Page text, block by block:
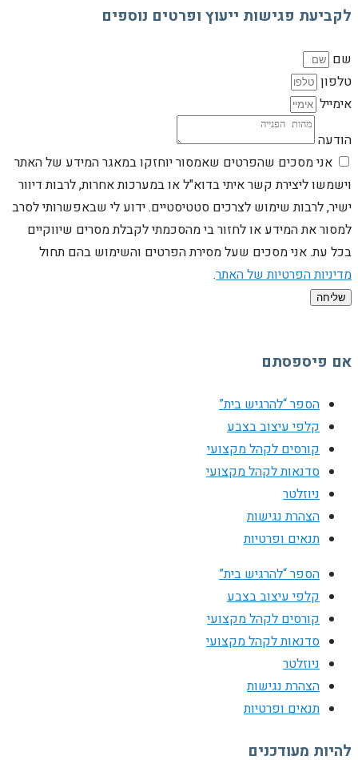
לקביעת פגישות ייעוץ ופרטים נוספים
שם
טלפון
אימייל
הודעה
אני מסכים שהפרטים שאמסור יוחזקו במאגר המידע של האתר
וישמשו ליצירת קשר איתי בדוא"ל או במערכות אחרות, לרבות דיוור
ישיר, לרבות שימוש לצרכים סטטיסטיים. ידוע לי שבאפשרותי לסרב
למסור את המידע או לחזור בי מהסכמתי לקבלת מסרים שיווקיים
בכל עת. אני מסכים שעל מסירת הפרטים והשימוש בהם תחול
מדיניות הפרטיות של האתר.
שליחה
אם פיספסתם
הספר “להרגיש בית”
קלפי עיצוב בצבע
קורסים לקהל מקצועי
סדנאות לקהל מקצועי
ניוזלטר
הצהרת נגישות
תנאים ופרטיות
הספר “להרגיש בית”
קלפי עיצוב בצבע
קורסים לקהל מקצועי
סדנאות לקהל מקצועי
ניוזלטר
הצהרת נגישות
תנאים ופרטיות
להיות מעודכנים